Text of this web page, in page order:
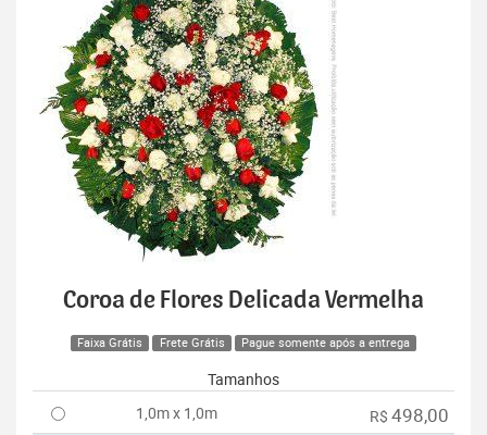
Coroa de Flores Delicada Vermelha
Faixa Grátis Frete Grátis Pague somente após a entrega
Tamanhos
1,0m x 1,0m
R$ 498,00